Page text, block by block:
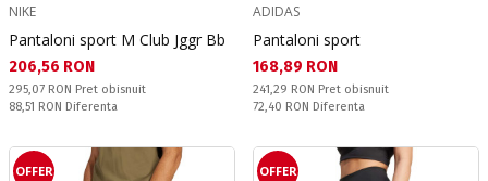
NIKE
Pantaloni sport M Club Jggr Bb
Текуща цена:
206,56 RON
Pret obisnuit:
295,07 RON Pret obisnuit
Спестявате:
88,51 RON Diferenta
ADIDAS
Pantaloni sport
Текуща цена:
168,89 RON
Pret obisnuit:
241,29 RON Pret obisnuit
Спестявате:
72,40 RON Diferenta
OFFER OFFER